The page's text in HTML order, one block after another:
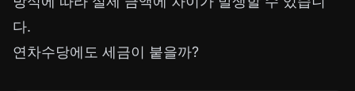
다.
연차수당에도 세금이 붙을까?